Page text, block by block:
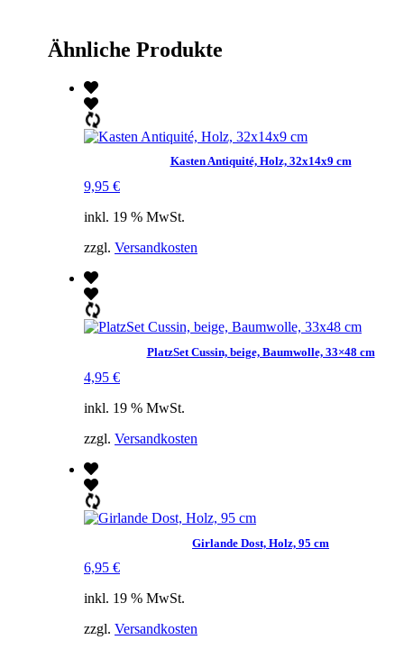
Ähnliche Produkte
Kasten Antiquité, Holz, 32x14x9 cm
9,95 €
inkl. 19 % MwSt.
zzgl. Versandkosten
PlatzSet Cussin, beige, Baumwolle, 33×48 cm
4,95 €
inkl. 19 % MwSt.
zzgl. Versandkosten
Girlande Dost, Holz, 95 cm
6,95 €
inkl. 19 % MwSt.
zzgl. Versandkosten